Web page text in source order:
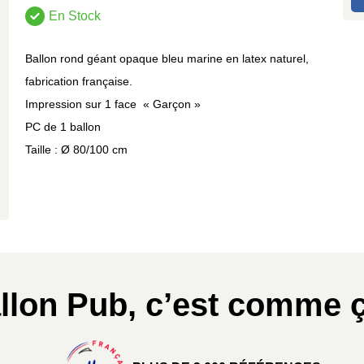
En Stock
Ballon rond géant opaque bleu marine en latex naturel,
fabrication française.
Impression sur 1 face « Garçon »
PC de 1 ballon
Taille : Ø 80/100 cm
Pub, c’est comme